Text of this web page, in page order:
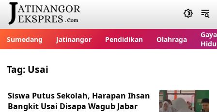
Sumedang Jatinangor Pendidikan Olahraga
Gaya
Tag: Usai
Siswa Putus Sekolah, Harapan Ihsan
Bangkit Usai Disapa Wagub Jabar